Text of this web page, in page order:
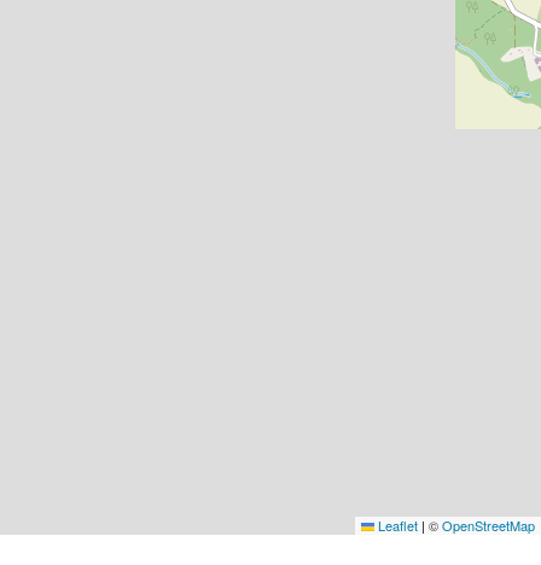
Leaflet | ©OpenStreetMap